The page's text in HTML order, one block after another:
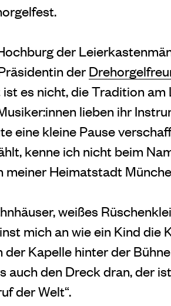
der
der
es nicht, die Tradition
lieben ihr
eine kleine Pause
kenne ich nicht beim
meiner Heimatstadt
weißes
mich an wie ein Kind die
der Kapelle hinter der
auch den Dreck dran, der
der Welt“.